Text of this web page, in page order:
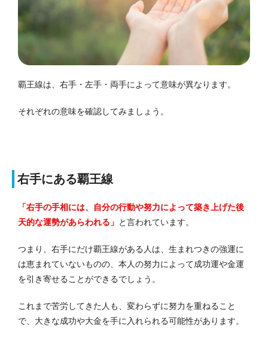
覇王線は、右手・左手・両手によって意味が異なります。
それぞれの意味を確認してみましょう。
右手にある覇王線
「右手の手相には、自分の行動や努力によって築き上げた後
天的な運勢があらわれる」 と言われています。
つまり、右手にだけ覇王線がある人は、生まれつきの強運に
は恵まれていないものの、本人の努力によって成功運や金運
を引き寄せることができるでしょう。
これまで苦労してきた人も、変わらずに努力を重ねること
で、大きな成功や大金を手に入れられる可能性があります。